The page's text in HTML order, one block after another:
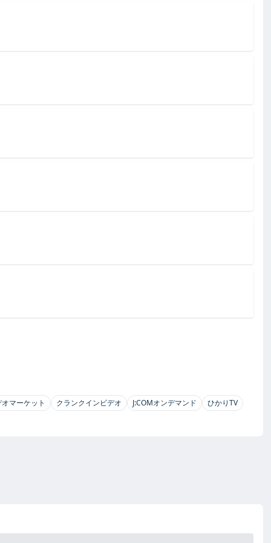
マーケット クランクインビデオ J:COMオンデマンド ひかりTV